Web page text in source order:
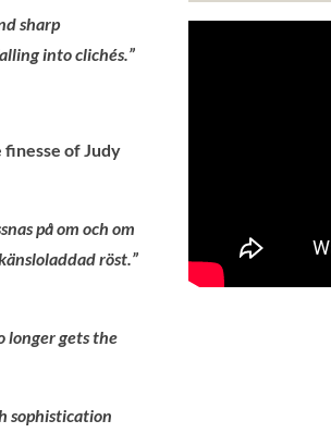
sharp
into clichés.”
of Judy
på om och om
röst.”
longer gets the
sophistication